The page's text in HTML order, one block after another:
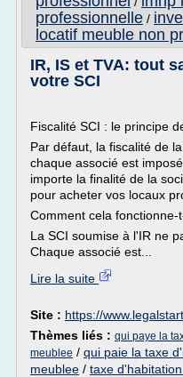
professionnelle /
locatif meuble non
IR, IS et TVA: tout
votre SCI
Fiscalité SCI : le principe
Par défaut, la fiscalité de
chaque associé est
importe la finalité de la
pour acheter vos locaux
Comment cela fonctionne-
La SCI soumise à l'IR ne
Chaque associé est...
Lire la suite
Site : https://
Thèmes liés : qui paye la
meublee / qui paie la taxe
meublee / taxe